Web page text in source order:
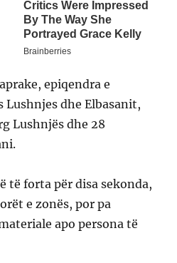
epiqendra e
dhe Elbasanit,
Lushnjës dhe 28
të forta për disa sekonda,
e zonës, por pa
apo persona të